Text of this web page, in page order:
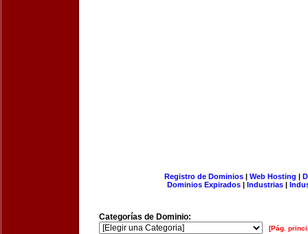
Registro de Dominios| Web Hosting |
Dominios Expirados | Industrias |
Categorías de Dominio:
[Pág.